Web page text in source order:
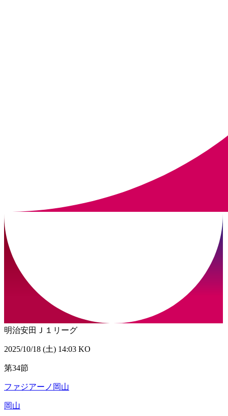
明治安田Ｊ１リーグ
2025/10/18 (土) 14:03 KO
第34節
ファジアーノ岡山
岡山